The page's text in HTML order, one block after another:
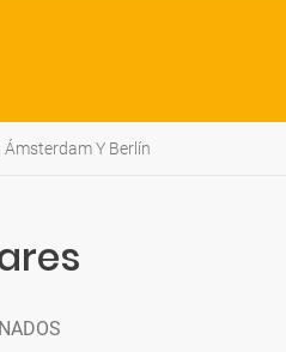
Ámsterdam Y Berlín